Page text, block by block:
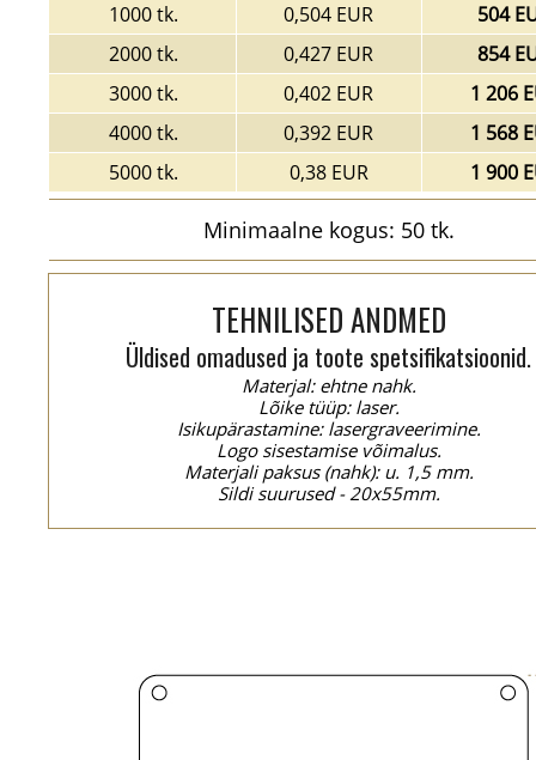
1000 tk.
0,504 EUR
504
2000 tk.
0,427 EUR
854
3000 tk.
0,402 EUR
1 206
4000 tk.
0,392 EUR
1 568
5000 tk.
0,38 EUR 1 900
Minimaalne kogus: 50 tk.
TEHNILISED ANDMED
Üldised omadused ja toote spetsifikatsioonid.
Materjal: ehtne nahk.
Lõike tüüp: laser.
Isikupärastamine: lasergraveerimine.
Logo sisestamise võimalus.
Materjali paksus (nahk): u. 1,5 mm.
Sildi suurused - 20x55mm.